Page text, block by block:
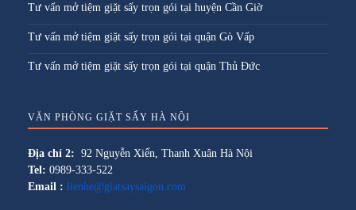
Tư vấn mở tiệm giặt sấy trọn gói tại huyện Cần Giờ
Tư vấn mở tiệm giặt sấy trọn gói tại quận Gò Vấp
Tư vấn mở tiệm giặt sấy trọn gói tại quận Thủ Đức
VĂN PHÒNG GIẶT SẤY HÀ NỘI
Địa chỉ 2: 92 Nguyễn Xiển, Thanh Xuân Hà Nội
Tel: 0989-333-522
Email : lienhe@giatsaysaigon.com